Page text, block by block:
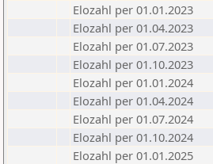
Elozahl per 01.01.2023
Elozahl per 01.04.2023
Elozahl per 01.07.2023
Elozahl per 01.10.2023
Elozahl per 01.01.2024
Elozahl per 01.04.2024
Elozahl per 01.07.2024
Elozahl per 01.10.2024
Elozahl per 01.01.2025